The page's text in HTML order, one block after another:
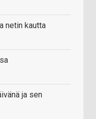
netin kautta
ja sen